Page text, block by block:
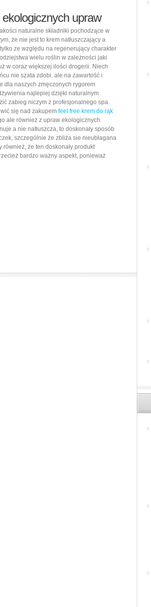
ekologicznych upraw
naturalne składniki pochodzące w
że nie jest to krem natłuszczający a
ze względu na regenerujący charakter
wielu roślin w zależności jaki
w coraz większej ilości drogerii. Niech
nie szata zdobi. ale na zawartość i
dla naszych zmęczonych rygorem
najlepiej dzięki naturalnym
zabieg niczym z profesjonalnego spa.
się nad zakupem feel free krem do rąk
ale również z upraw ekologicznych.
a nie natłuszcza, to doskonały sposób
szczególnie że zbliża sie nieubłagana
że ten doskonały produkt
bardzo ważny aspekt, ponieważ